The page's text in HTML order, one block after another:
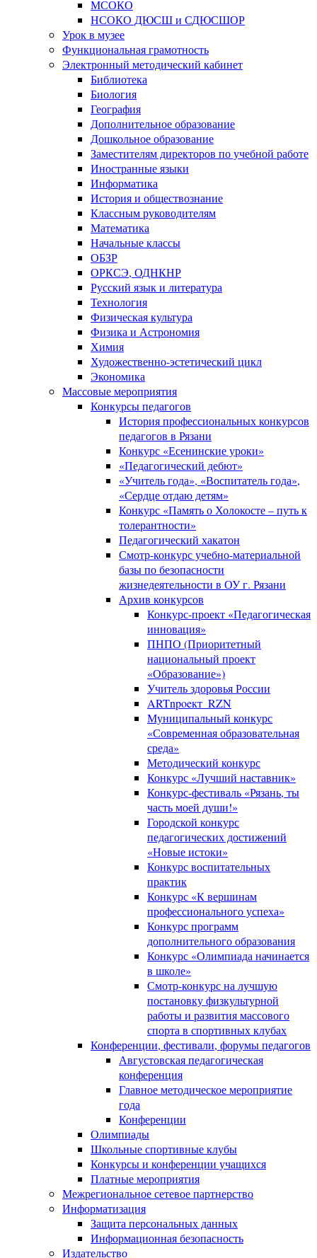
МСОКО
НСОКО ДЮСШ и СДЮСШОР
Урок в музее
Функциональная грамотность
Электронный методический кабинет
Библиотека
Биология
География
Дополнительное образование
Дошкольное образование
Заместителям директоров по учебной работе
Иностранные языки
Информатика
История и обществознание
Классным руководителям
Математика
Начальные классы
ОБЗР
ОРКСЭ, ОДНКНР
Русский язык и литература
Технология
Физическая культура
Физика и Астрономия
Химия
Художественно-эстетический цикл
Экономика
Массовые мероприятия
Конкурсы педагогов
История профессиональных конкурсов
педагогов в Рязани
Конкурс «Есенинские уроки»
«Педагогический дебют»
«Учитель года», «Воспитатель года»,
«Сердце отдаю детям»
Конкурс «Память о Холокосте – путь к
толерантности»
Педагогический хакатон
Смотр-конкурс учебно-материальной
базы по безопасности
жизнедеятельности в ОУ г. Рязани
Архив конкурсов
Конкурс-проект «Педагогическая
инновация»
ПНПО (Приоритетный
национальный проект
«Образование»)
Учитель здоровья России
ARTnpoeкт_RZN
Муниципальный конкурс
«Современная образовательная
среда»
Методический конкурс
Конкурс «Лучший наставник»
Конкурс-фестиваль «Рязань, ты
часть моей души!»
Городской конкурс
педагогических достижений
«Новые истоки»
Конкурс воспитательных
практик
Конкурс «К вершинам
профессионального успеха»
Конкурс программ
дополнительного образования
Конкурс «Олимпиада начинается
в школе»
Смотр-конкурс на лучшую
постановку физкультурной
работы и развития массового
спорта в спортивных клубах
Конференции, фестивали, форумы педагогов
Августовская педагогическая
конференция
Главное методическое мероприятие
года
Конференции
Олимпиады
Школьные спортивные клубы
Конкурсы и конференции учащихся
Платные мероприятия
Межрегиональное сетевое партнерство
Информатизация
Защита персональных данных
Информационная безопасность
Издательство